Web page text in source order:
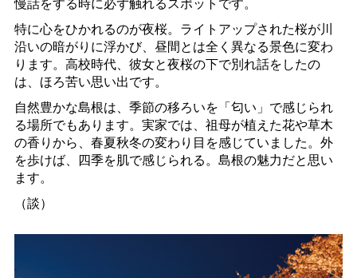
特に心をひかれるのが夜桜。ライトアップされた桜が川
沿いの暗がりに浮かび、昼間とは全く異なる景色に変わ
ります。高校時代、彼女と夜桜の下で別れ話をしたの
は、ほろ苦い思い出です。
自然豊かな島根は、季節の移ろいを「匂い」で感じられ
る場所でもあります。実家では、祖母が植えた花や草木
の香りから、春夏秋冬の変わり目を感じていました。外
を歩けば、四季を肌で感じられる。島根の魅力だと思い
ます。
（談）